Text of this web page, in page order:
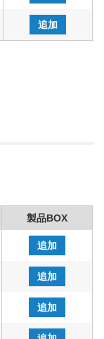
追加
製品BOX
追加
追加
追加